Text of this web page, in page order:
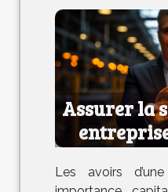
Assurer la
Les avoirs